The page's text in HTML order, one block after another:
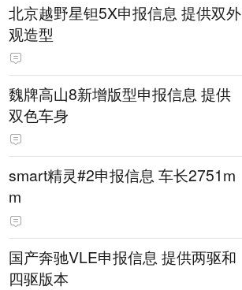
北京越野星钽5X申报信息 提供双外
观造型
魏牌高山8新增版型申报信息 提供
双色车身
smart精灵#2申报信息 车长2751m
m
国产奔驰VLE申报信息 提供两驱和
四驱版本